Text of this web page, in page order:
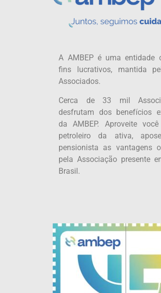
A AMBEP é uma entidade
fins lucrativos, mantida
Associados.
Cerca de 33 mil
desfrutam dos benefícios
da AMBEP. Aproveite
petroleiro da ativa,
pensionista as vantagens
pela Associação presente
Brasil.